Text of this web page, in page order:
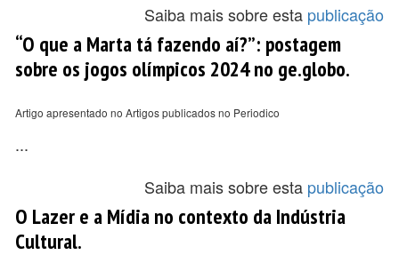
Saiba mais sobre esta publicação
“O que a Marta tá fazendo aí?”: postagem
sobre os jogos olímpicos 2024 no ge.globo.
Artigo apresentado no Artigos publicados no Periodico
...
Saiba mais sobre esta publicação
O Lazer e a Mídia no contexto da Indústria
Cultural.